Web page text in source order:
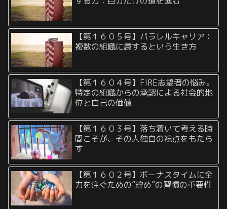
【第１６０５号】パラレルキャリア：
複数の組織に属するという生き方
【第１６０４号】FIRE志望者の悩み。
特定の組織からの承認による社会的地
位と自己の価値
【第１６０３号】落ち着いて考える時
間こそが、その人独自の視点をもたら
す
【第１６０２号】ボーナスタイムに全
力を注ぐための”貯め”の習慣の重要性